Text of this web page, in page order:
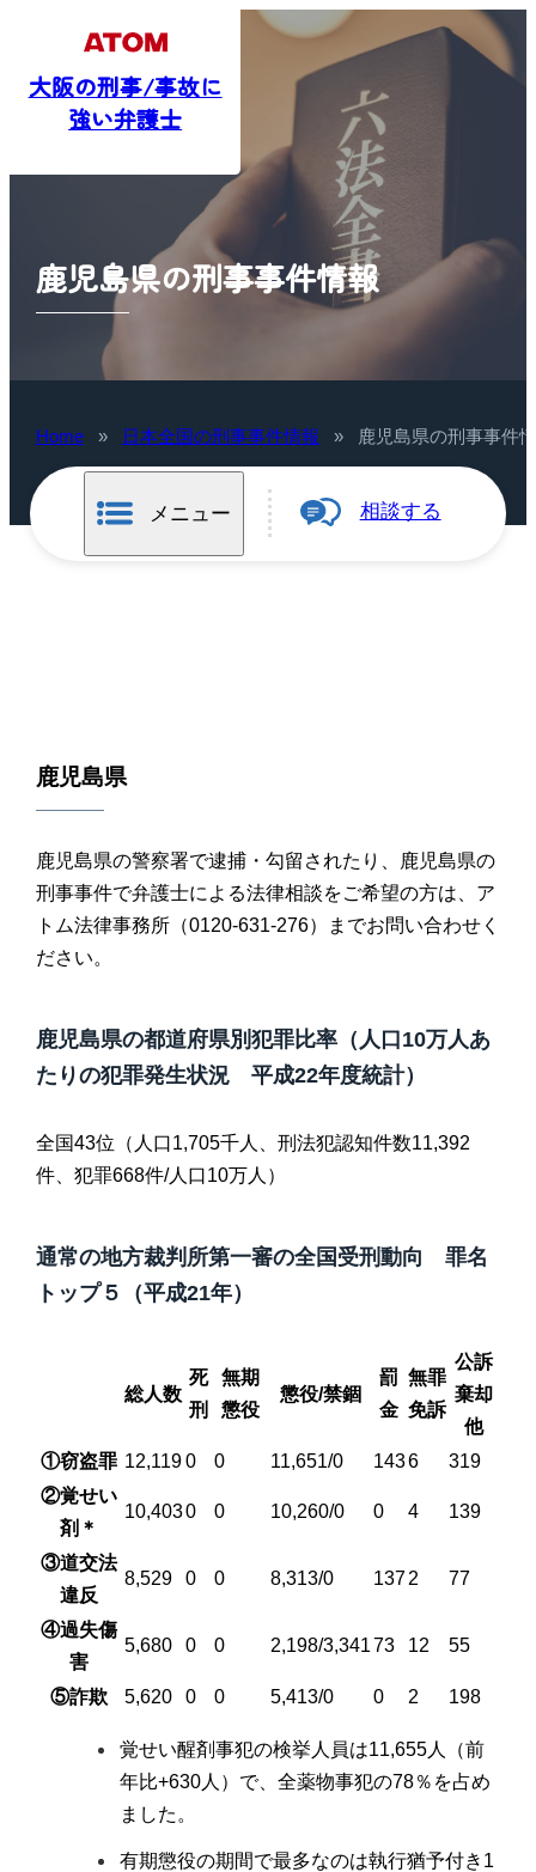
大阪の刑事/事故に
鹿児島県の刑事事件情報
Home » 日本全国の刑事事件情報 » 鹿児島県の刑事事件
メニュー 相談する
鹿児島県
鹿児島県の警察署で逮捕・勾留されたり、鹿児島県の
刑事事件で弁護士による法律相談をご希望の方は、ア
トム法律事務所（0120-631-276）までお問い合わせく
ださい。
鹿児島県の都道府県別犯罪比率（人口10万人あ
たりの犯罪発生状況 平成22年度統計）
全国43位（人口1,705千人、刑法犯認知件数11,392
件、犯罪668件/人口10万人）
通常の地方裁判所第一審の全国受刑動向 罪名
トップ５（平成21年）
総人数
死
刑
無期
懲役
懲役/禁錮
罰
金
無罪
免訴
公訴
棄却
他
①窃盗罪 12,119 0 0 11,651/0 1436
319
②覚せい
剤＊
10,4030 0 10,260/0 0 4 139
③道交法
違反
8,529 0 0 8,313/0 137 2 77
④過失傷
害
5,680 0 0 2,198/3,34173 12 55
⑤詐欺 5,620 0 0 5,413/0 0 2 198
覚せい醒剤事犯の検挙人員は11,655人（前
年比+630人）で、全薬物事犯の78％を占め
ました。
有期懲役の期間で最多なのは執行猶予付き1